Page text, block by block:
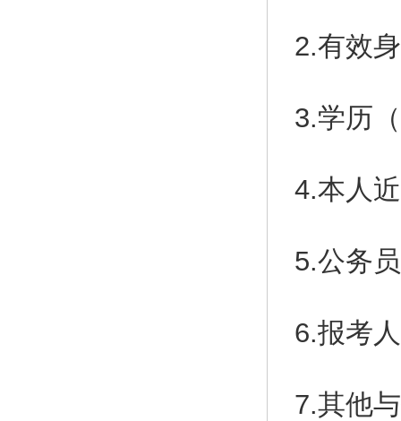
2.有效
3.学历
4.本人
5.公务
6.报考
7.其他